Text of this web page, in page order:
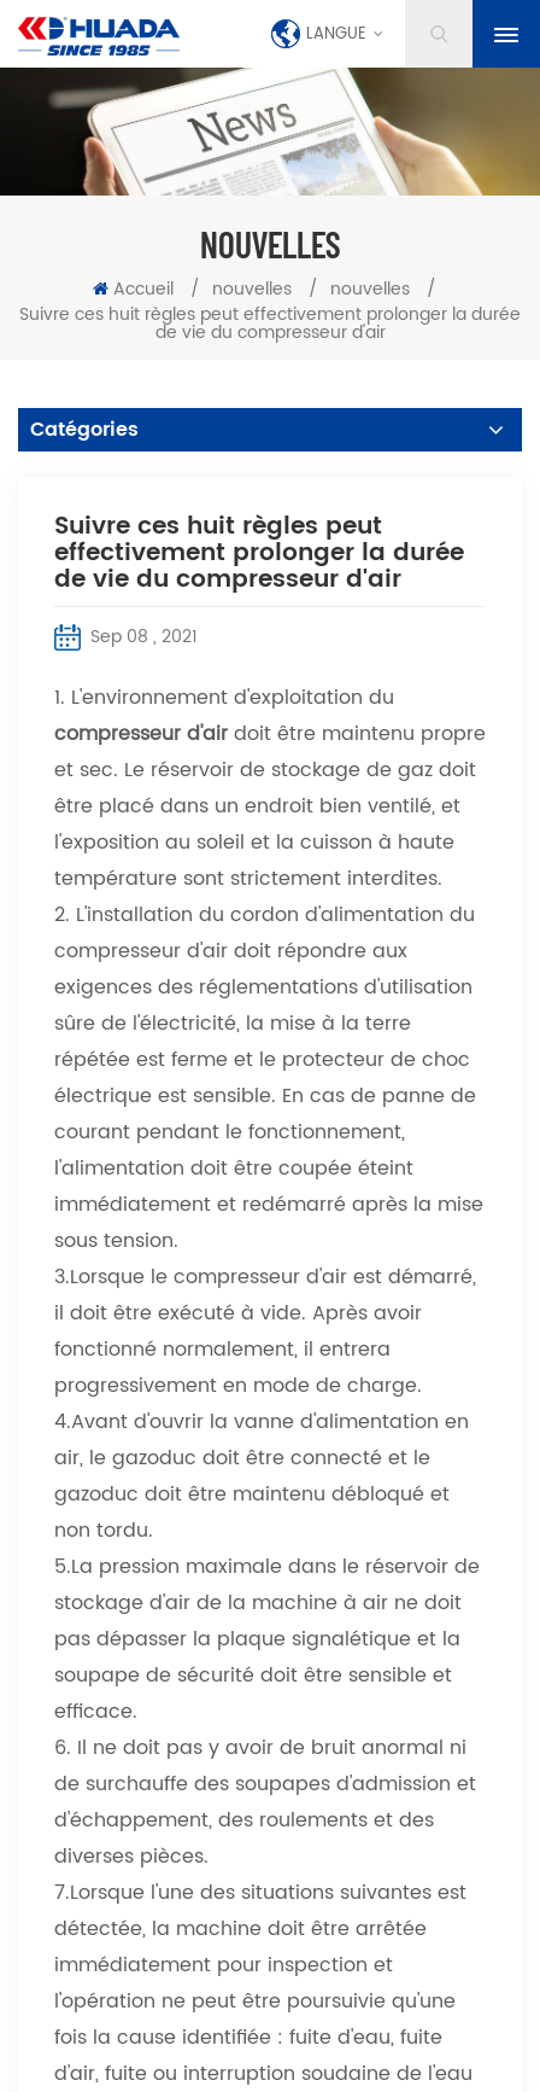
LANGUE
NOUVELLES
Accueil / nouvelles / nouvelles
/
Suivre ces huit règles peut effectivement prolonger la durée
de vie du compresseur d'air
Catégories
Suivre ces huit règles peut
effectivement prolonger la durée
de vie du compresseur d'air
Sep 08 , 2021
1. L'environnement d'exploitation du
compresseur d'airdoit être maintenu propre
et sec. Le réservoir de stockage de gaz doit
être placé dans un endroit bien ventilé, et
l'exposition au soleil et la cuisson à haute
température sont strictement interdites.
2. L'installation du cordon d'alimentation du
compresseur d'air doit répondre aux
exigences des réglementations d'utilisation
sûre de l'électricité, la mise à la terre
répétée est ferme et le protecteur de choc
électrique est sensible. En cas de panne de
courant pendant le fonctionnement,
l'alimentation doit être coupée éteint
immédiatement et redémarré après la mise
sous tension.
3.Lorsque le compresseur d'air est démarré,
il doit être exécuté à vide. Après avoir
fonctionné normalement, il entrera
progressivement en mode de charge.
4.Avant d'ouvrir la vanne d'alimentation en
air, le gazoduc doit être connecté et le
gazoduc doit être maintenu débloqué et
non tordu.
5.La pression maximale dans le réservoir de
stockage d'air de la machine à air ne doit
pas dépasser la plaque signalétique et la
soupape de sécurité doit être sensible et
efficace.
6. Il ne doit pas y avoir de bruit anormal ni
de surchauffe des soupapes d'admission et
d'échappement, des roulements et des
diverses pièces.
7.Lorsque l'une des situations suivantes est
détectée, la machine doit être arrêtée
immédiatement pour inspection et
l'opération ne peut être poursuivie qu'une
fois la cause identifiée : fuite d'eau, fuite
d'air, fuite ou interruption soudaine de l'eau